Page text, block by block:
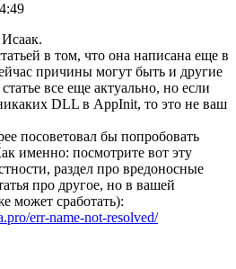
Исаак.
в том, что она написана еще в
причины могут быть и другие
все еще актуально, но если
DLL в AppInit, то это не ваш
посоветовал бы попробовать
именно: посмотрите вот эту
раздел про вредоносные
про другое, но в вашей
может сработать):
err-name-not-resolved/